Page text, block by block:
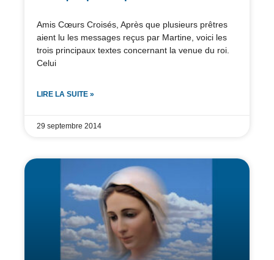
Amis Cœurs Croisés, Après que plusieurs prêtres
aient lu les messages reçus par Martine, voici les
trois principaux textes concernant la venue du roi.
Celui
LIRE LA SUITE »
29 septembre 2014